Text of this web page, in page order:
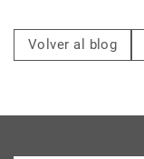
Volver al blog